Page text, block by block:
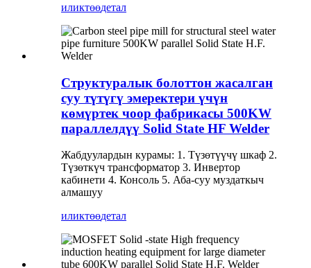
иликтөөдетал
Структуралык болоттон жасалган
суу түтүгү эмеректери үчүн
көмүртек чоор фабрикасы 500KW
параллелдүү Solid State HF Welder
Жабдуулардын курамы: 1. Түзөтүүчү шкаф 2.
Түзөткүч трансформатор 3. Инвертор
кабинети 4. Консоль 5. Аба-суу муздаткыч
алмашуу
иликтөөдетал